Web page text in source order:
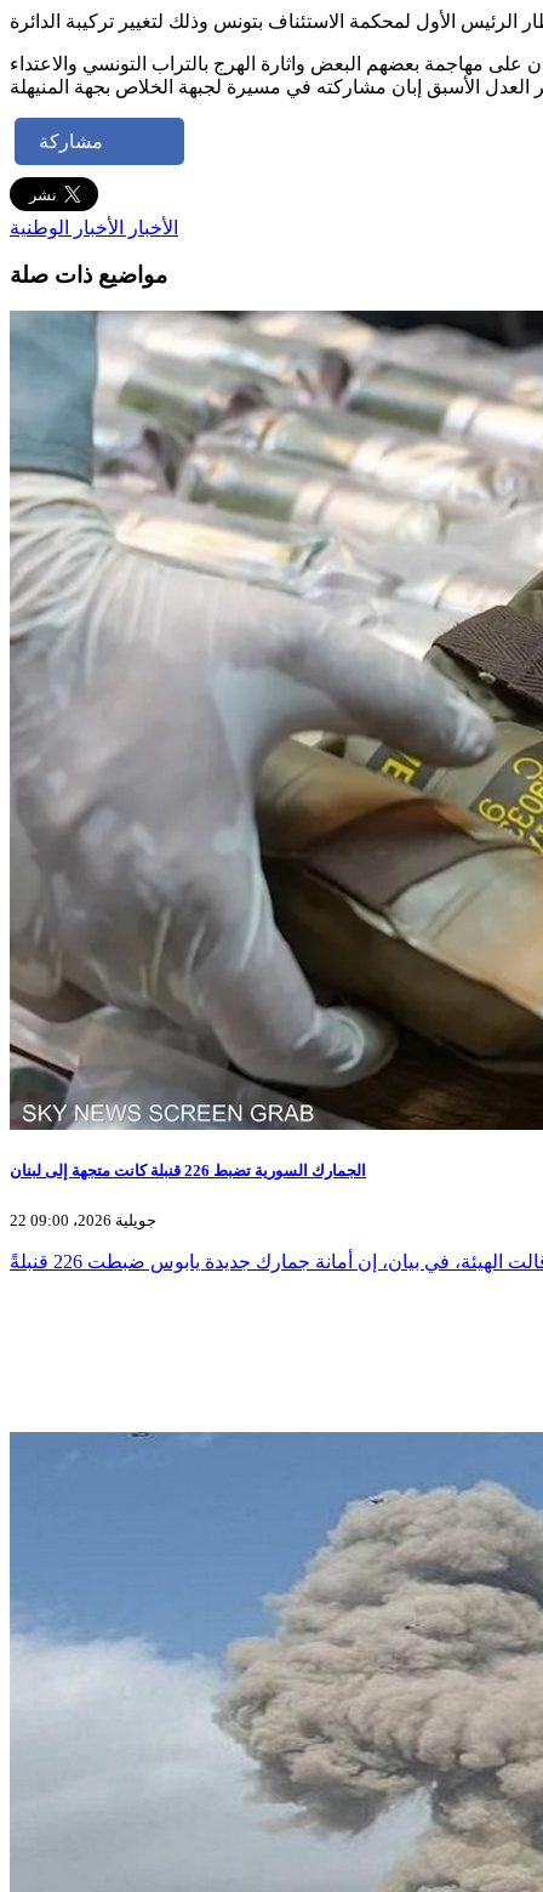
مهاجمة بعضهم البعض واثارة الهرج بالتراب التونسي والاعتداء
مشاركة
الأخبار الأخبار الوطنية
مواضيع ذات صلة
الجمارك السورية تضبط 226 قنبلة كانت متجهة إلى لبنان
22 جويلية 2026، 09:00